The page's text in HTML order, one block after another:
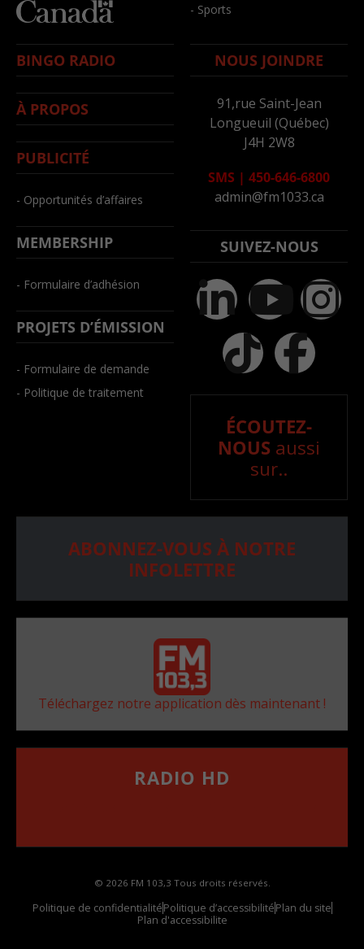
- Sports
BINGO RADIO
À PROPOS
PUBLICITÉ
- Opportunités d’affaires
MEMBERSHIP
- Formulaire d’adhésion
PROJETS D’ÉMISSION
- Formulaire de demande
- Politique de traitement
NOUS JOINDRE
91,rue Saint-Jean
Longueuil (Québec)
J4H 2W8
SMS | 450-646-6800
admin@fm1033.ca
SUIVEZ-NOUS
ÉCOUTEZ-
NOUS aussi
sur..
ABONNEZ-VOUS À NOTRE
INFOLETTRE
Téléchargez notre application dès maintenant !
RADIO HD
© 2026 FM 103,3 Tous droits réservés.
Politique de confidentialitéPolitique d’accessibilitéPlan du site
Plan d'accessibilite